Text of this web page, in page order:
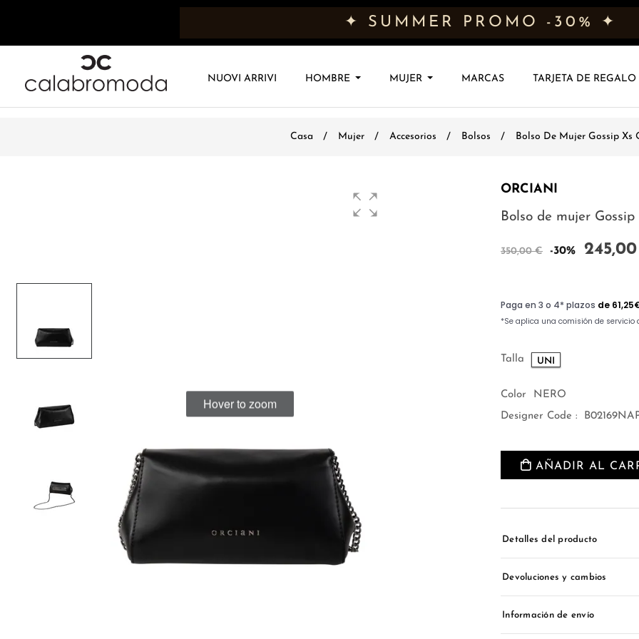
✦ SUMMER PROMO -30% ✦
NUOVI ARRIVI HOMBRE MUJER MARCAS TARJETA DE REGALO
Casa Mujer Accesorios Bolsos Bolso De Mujer Gossip Xs
Hover to zoom
ORCIANI
Bolso de mujer
350,00 € -30%
Talla UNI
Color
NERO
Designer Code :
AÑADIR AL
Detalles del producto
Devoluciones y cambios
Información de envío